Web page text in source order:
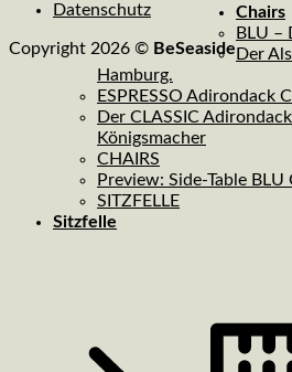
Datenschutz
Copyright 2026 © BeSeaside
Chairs
BLU –
Der
Hamburg.
ESPRESSO Adirondack
Der CLASSIC
Königsmacher
CHAIRS
Preview: Side-Table BLU
SITZFELLE
Sitzfelle